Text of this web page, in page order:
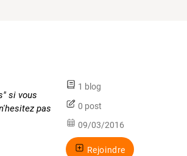
si vous
pas
1 blog
0 post
09/03/2016
Rejoindre